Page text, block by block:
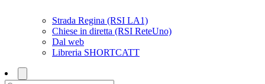
Strada Regina (RSI LA1)
Chiese in diretta (RSI ReteUno)
Dal web
Libreria SHORTCATT